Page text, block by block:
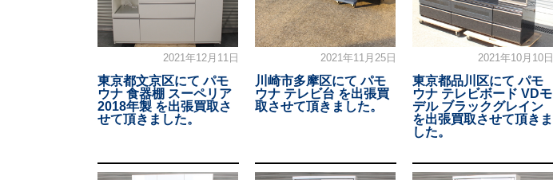
2021年12月11日
東京都文京区にて パモ
ウナ 食器棚 スーペリア
2018年製 を出張買取さ
せて頂きました。
2021年11月25日
川崎市多摩区にて パモ
ウナ テレビ台 を出張買
取させて頂きました。
2021年10月10日
東京都品川区にて パモ
ウナ テレビボード VDモ
デル ブラックグレイン
を出張買取させて頂きま
した。